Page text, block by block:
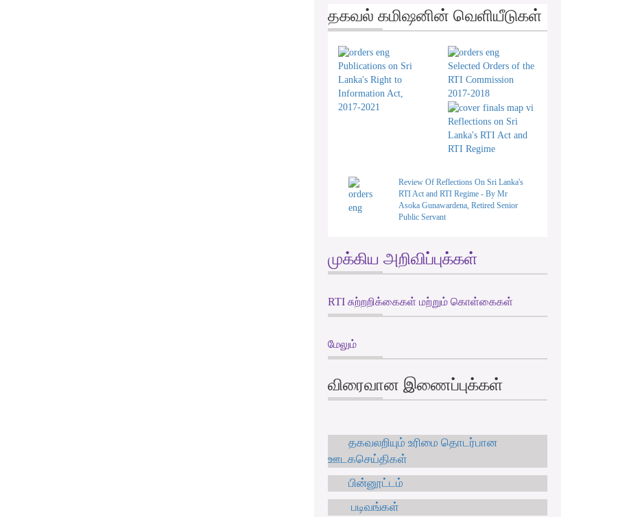
தகவல் கமிஷனின் வெளியீடுகள்
Publications on Sri
Lanka's Right to
Information Act,
2017-2021
Selected Orders of the
RTI Commission
2017-2018
Reflections on Sri
Lanka's RTI Act and
RTI Regime
Review Of Reflections On Sri Lanka's
RTI Act and RTI Regime - By Mr
Asoka Gunawardena, Retired Senior
Public Servant
முக்கிய அறிவிப்புக்கள்
RTI சுற்றறிக்கைகள் மற்றும் கொள்கைகள்
மேலும்
விரைவான இணைப்புக்கள்
தகவலறியும் உரிமை தொடர்பான
ஊடகசெய்திகள்
பின்னூட்டம்
படிவங்கள்